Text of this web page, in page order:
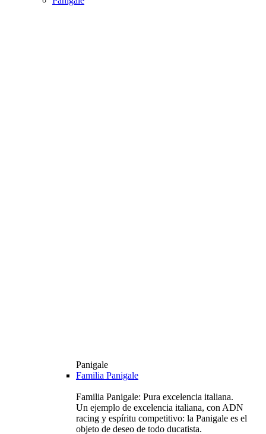
Panigale
Familia Panigale
Familia Panigale: Pura excelencia italiana.
Un ejemplo de excelencia italiana, con ADN
racing y espíritu competitivo: la Panigale es el
objeto de deseo de todo ducatista.